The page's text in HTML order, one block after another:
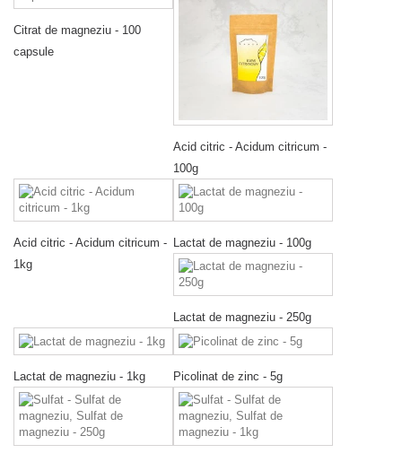
Citrat de magneziu - 100
capsule
Acid citric - Acidum citricum -
100g
Acid citric - Acidum citricum -
1kg
Lactat de magneziu - 100g
Lactat de magneziu - 250g
Lactat de magneziu - 1kg Picolinat de zinc - 5g